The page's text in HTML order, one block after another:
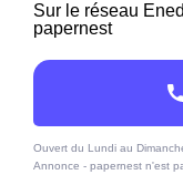
Sur le réseau
papernest
Ouvert du Lundi au
Annonce - papernest n'est